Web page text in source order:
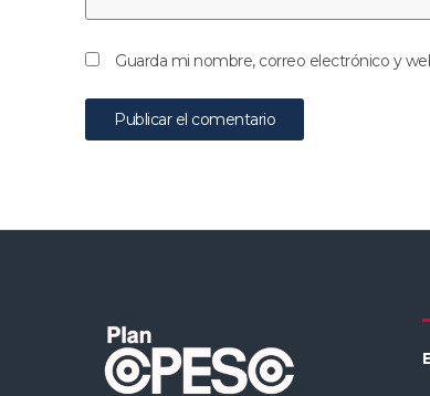
Guarda mi nombre, correo electrónico y